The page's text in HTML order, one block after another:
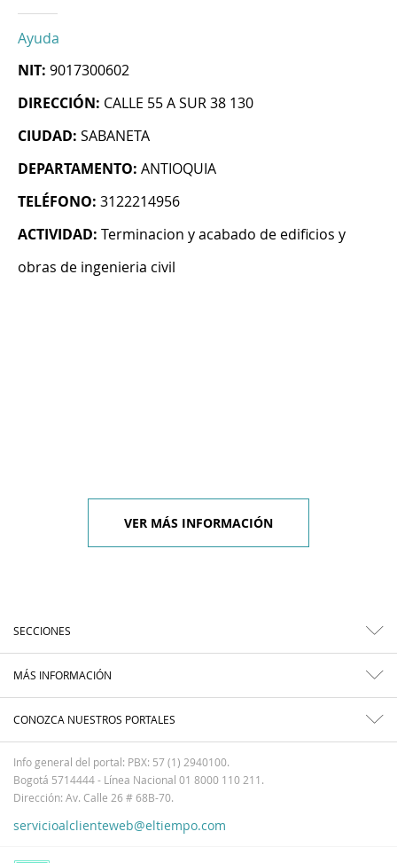
Ayuda
NIT: 9017300602
DIRECCIÓN: CALLE 55 A SUR 38 130
CIUDAD: SABANETA
DEPARTAMENTO: ANTIOQUIA
TELÉFONO: 3122214956
ACTIVIDAD: Terminacion y acabado de edificios y
obras de ingenieria civil
VER MÁS INFORMACIÓN
SECCIONES
MÁS INFORMACIÓN
CONOZCA NUESTROS PORTALES
Info general del portal: PBX: 57 (1) 2940100.
Bogotá 5714444 - Línea Nacional 01 8000 110 211.
Dirección: Av. Calle 26 # 68B-70.
servicioalclienteweb@eltiempo.com